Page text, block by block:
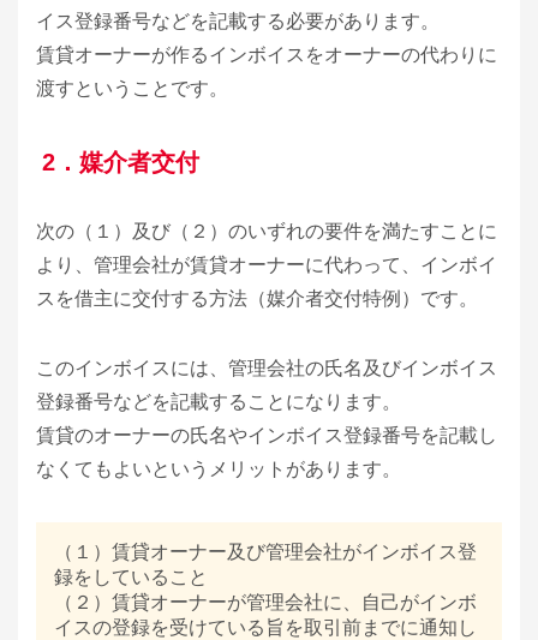
イス登録番号などを記載する必要があります。
賃貸オーナーが作るインボイスをオーナーの代わりに
渡すということです。
2．媒介者交付
次の（１）及び（２）のいずれの要件を満たすことに
より、管理会社が賃貸オーナーに代わって、インボイ
スを借主に交付する方法（媒介者交付特例）です。
このインボイスには、管理会社の氏名及びインボイス
登録番号などを記載することになります。
賃貸のオーナーの氏名やインボイス登録番号を記載し
なくてもよいというメリットがあります。
（１）賃貸オーナー及び管理会社がインボイス登
録をしていること
（２）賃貸オーナーが管理会社に、自己がインボ
イスの登録を受けている旨を取引前までに通知し